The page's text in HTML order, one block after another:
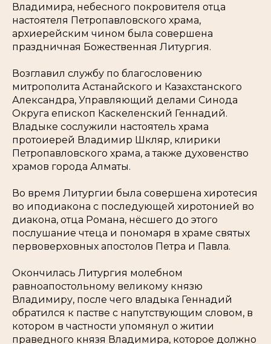
Владимира, небесного покровителя отца
настоятеля Петропавловского храма,
архиерейским чином была совершена
праздничная Божественная Литургия.
Возглавил службу по благословению
митрополита Астанайского и Казахстанского
Александра, Управляющий делами Синода
Округа епископ Каскеленский Геннадий.
Владыке сослужили настоятель храма
протоиерей Владимир Шкляр, клирики
Петропавловского храма, а также духовенство
храмов города Алматы.
Во время Литургии была совершена хиротесия
во иподиакона с последующей хиротонией во
диакона, отца Романа, нёсшего до этого
послушание чтеца и пономаря в храме святых
первоверховных апостолов Петра и Павла.
Окончилась Литургия молебном
равноапостольному великому князю
Владимиру, после чего владыка Геннадий
обратился к пастве с напутствующим словом, в
котором в частности упомянул о житии
праведного князя Владимира, которое должно